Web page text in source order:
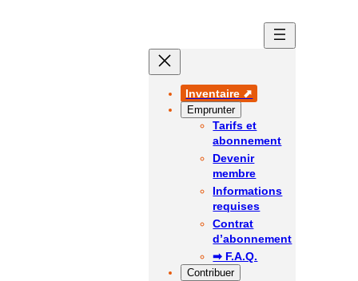
Inventaire ⬈
Emprunter
Tarifs et
abonnement
Devenir
membre
Informations
requises
Contrat
d’abonnement
➡ F.A.Q.
Contribuer